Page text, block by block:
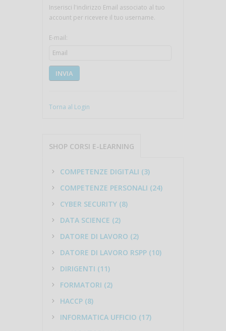
Inserisci l'indirizzo Email associato al tuo
account per ricevere il tuo username.
E-mail:
INVIA
Torna al Login
SHOP CORSI E-LEARNING
COMPETENZE DIGITALI (3)
COMPETENZE PERSONALI (24)
CYBER SECURITY (8)
DATA SCIENCE (2)
DATORE DI LAVORO (2)
DATORE DI LAVORO RSPP (10)
DIRIGENTI (11)
FORMATORI (2)
HACCP (8)
INFORMATICA UFFICIO (17)